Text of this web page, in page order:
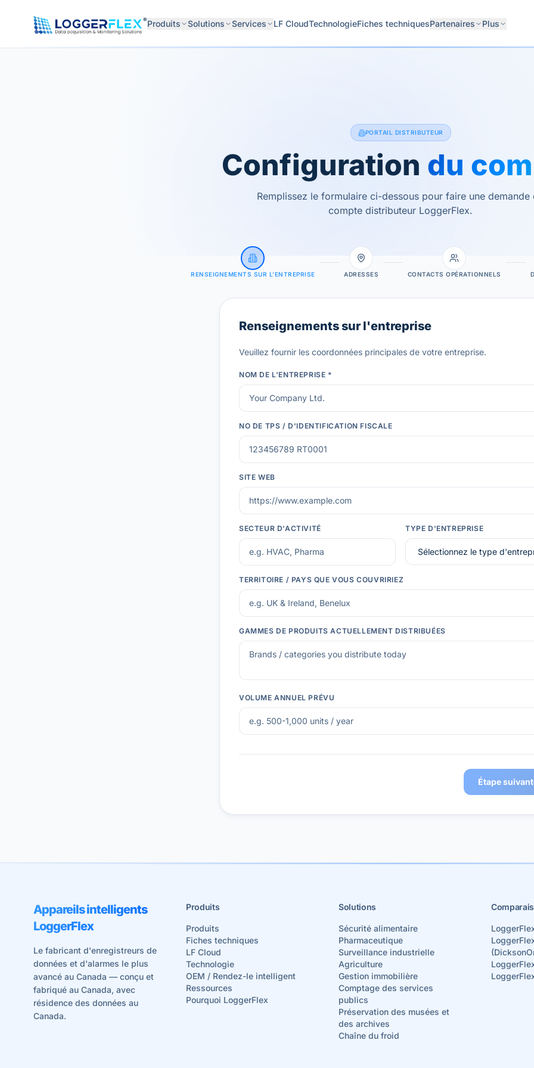
®Produits Solutions Services LF CloudTechnologieFiches techniquesPartenaires Plus
PORTAIL DISTRIBUTEUR
Configuration du
Remplissez le formulaire ci-dessous pour faire une demande
compte distributeur LoggerFlex.
RENSEIGNEMENTS SUR L'ENTREPRISE ADRESSES CONTACTS OPÉRATIONNELS
Renseignements sur l'entreprise
Veuillez fournir les coordonnées principales de votre entreprise.
NOM DE L'ENTREPRISE *
NO DE TPS / D'IDENTIFICATION FISCALE
SITE WEB
SECTEUR D'ACTIVITÉ TYPE D'ENTREPRISE
TERRITOIRE / PAYS QUE VOUS COUVRIRIEZ
GAMMES DE PRODUITS ACTUELLEMENT DISTRIBUÉES
VOLUME ANNUEL PRÉVU
Étape
Appareils intelligents
LoggerFlex
Le fabricant d'enregistreurs de
données et d'alarmes le plus
avancé au Canada — conçu et
fabriqué au Canada, avec
résidence des données au
Canada.
Produits
Produits
Fiches techniques
LF Cloud
Technologie
OEM / Rendez-le intelligent
Ressources
Pourquoi LoggerFlex
Solutions
Sécurité alimentaire
Pharmaceutique
Surveillance industrielle
Agriculture
Gestion immobilière
Comptage des services
publics
Préservation des musées et
des archives
Chaîne du froid